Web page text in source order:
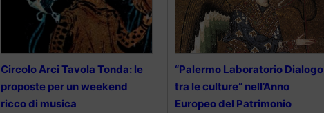
Circolo Arci Tavola Tonda: le
proposte per un weekend
ricco di musica
“Palermo Laboratorio Dialogo
tra le culture” nell’Anno
Europeo del Patrimonio